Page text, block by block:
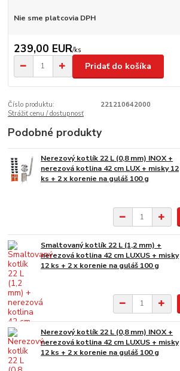
Nie sme platcovia DPH
239,00 EUR/ks
Pridať do košíka
Číslo produktu:
221210642000
Strážiť cenu / dostupnosť
Podobné produkty
Nerezový kotlík 22 L (0,8 mm) INOX +
nerezová kotlina 42 cm LUX + misky 12
ks + 2 x korenie na guláš 100 g
Smaltovaný kotlík 22 L (1,2 mm) +
nerezová kotlina 42 cm LUXUS + misky
12 ks + 2 x korenie na guláš 100 g
Nerezový kotlík 22 L (0,8 mm) INOX +
nerezová kotlina 42 cm LUXUS + misky
12 ks + 2 x korenie na guláš 100 g